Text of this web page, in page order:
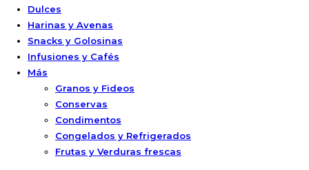
Dulces
Harinas y Avenas
Snacks y Golosinas
Infusiones y Cafés
Más
Granos y Fideos
Conservas
Condimentos
Congelados y Refrigerados
Frutas y Verduras frescas